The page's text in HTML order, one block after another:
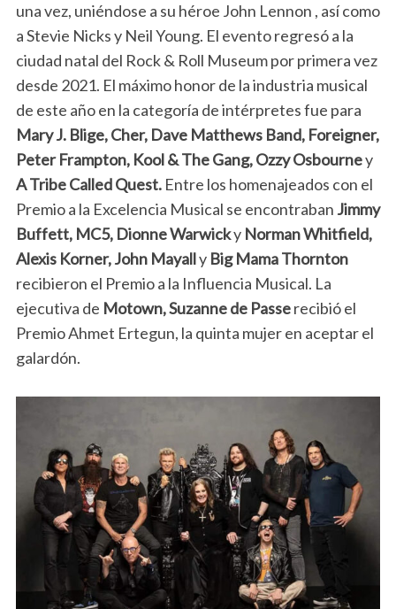
una vez, uniéndose a su héroe John Lennon , así como
a Stevie Nicks y Neil Young. El evento regresó a la
ciudad natal del Rock & Roll Museum por primera vez
desde 2021. El máximo honor de la industria musical
de este año en la categoría de intérpretes fue para
Mary J. Blige, Cher, Dave Matthews Band, Foreigner,
Peter Frampton, Kool & The Gang, Ozzy Osbourney
A Tribe Called Quest.Entre los homenajeados con el
Premio a la Excelencia Musical se encontraban Jimmy
Buffett, MC5, Dionne Warwicky Norman Whitfield,
Alexis Korner, John Mayally Big Mama Thornton
recibieron el Premio a la Influencia Musical. La
ejecutiva de Motown, Suzanne de Passerecibió el
Premio Ahmet Ertegun, la quinta mujer en aceptar el
galardón.